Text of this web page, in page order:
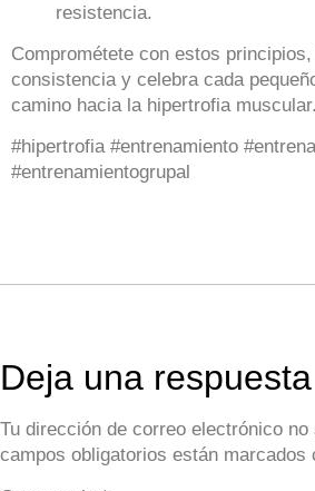
resistencia.
Comprométete con estos
consistencia y celebra cada
camino hacia la hipertrofia muscular.
#hipertrofia #entrenamiento
#entrenamientogrupal
Deja una respuesta
Tu dirección de correo electrónico no
campos obligatorios están marcados